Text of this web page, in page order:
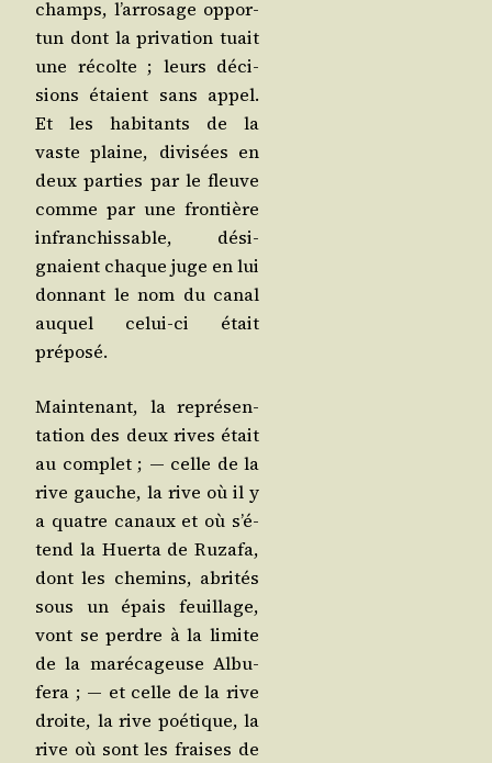
champs, l’ar­ro­sage oppor­
tun dont la pri­va­tion tuait
une récolte ; leurs déci­
sions étaient sans appel.
Et les habi­tants de la
vaste plaine, divi­sées en
deux par­ties par le fleuve
comme par une fron­tière
infran­chis­sable, dési­
gnaient chaque juge en lui
don­nant le nom du canal
auquel celui-ci était
préposé.
Main­te­nant, la repré­sen­
ta­tion des deux rives était
au com­plet ; ― celle de la
rive gauche, la rive où il y
a quatre canaux et où s’é­
tend la Huer­ta de Ruza­fa,
dont les che­mins, abri­tés
sous un épais feuillage,
vont se perdre à la limite
de la maré­ca­geuse Albu­
fe­ra ; ― et celle de la rive
droite, la rive poé­tique, la
rive où sont les fraises de